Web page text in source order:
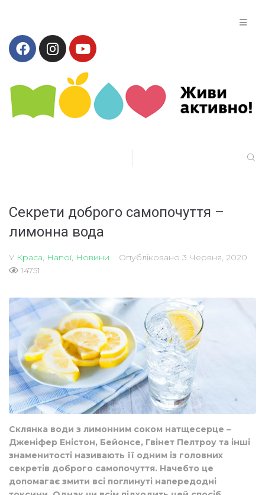
Секрети доброго самопочуття –
лимонна вода
У Краса Напої Новини Опубліковано 3 Червня, 2020
14751
Склянка води з лимонним соком натщесерце –
Дженіфер Еністон, Бейонсе, Гвінет Пелтроу та інші
знаменитості називають її одним із головних
секретів доброго самопочуття. Начебто це
допомагає змити всі поглинуті напередодні